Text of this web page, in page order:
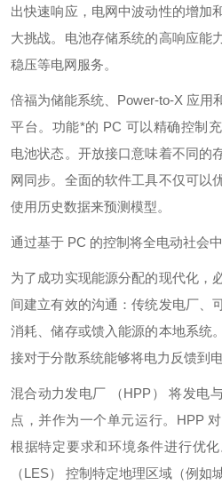
出快速响应，电网中波动性的增加
大挑战。电池存储系统的高响应能
稳压等电网服务。
倍福为储能系统、Power-to-X 应用
平台。功能*的 PC 可以精确控制
电池状态。开放接口意味着不同的
网同步。全面的软件工具不仅可以
使用历史数据来预测模型。
通过基于 PC 的控制将全电动社会
为了成功实现能源分配的现代化，
间建立有效的沟通：传统发电厂、
消耗、储存或馈入能源的本地系统
接对于分散系统能够将电力反馈到
混合动力发电厂 （HPP） 将发电
点，并作为一个单元运行。HPP
根据特定要求和环境条件进行优
（LES） 控制特定地理区域（例